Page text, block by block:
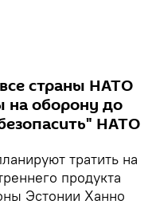
страны НАТО
на оборону до
НАТО
тратить на
продукта
Эстонии Ханно